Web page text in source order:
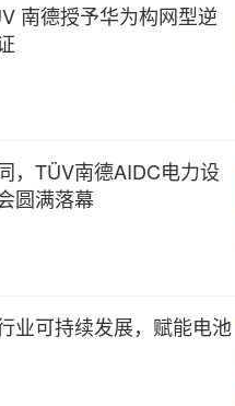
南德授予华为构网型逆
，TÜV南德AIDC电力设
圆满落幕
业可持续发展，赋能电池